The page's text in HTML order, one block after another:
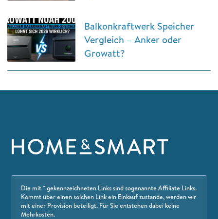
Balkonkraftwerk Speicher
Vergleich – Anker oder
Growatt?
Die mit * gekennzeichneten Links sind sogenannte Affiliate Links.
Kommt über einen solchen Link ein Einkauf zustande, werden wir
mit einer Provision beteiligt. Für Sie entstehen dabei keine
Mehrkosten.